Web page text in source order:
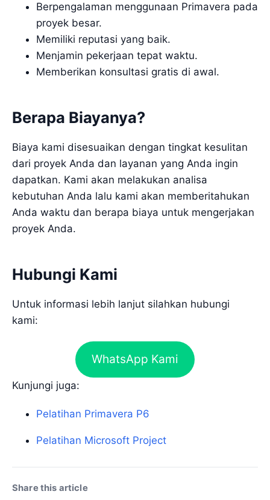
Berpengalaman menggunaan Primavera pada
proyek besar.
Memiliki reputasi yang baik.
Menjamin pekerjaan tepat waktu.
Memberikan konsultasi gratis di awal.
Berapa Biayanya?
Biaya kami disesuaikan dengan tingkat kesulitan
dari proyek Anda dan layanan yang Anda ingin
dapatkan. Kami akan melakukan analisa
kebutuhan Anda lalu kami akan memberitahukan
Anda waktu dan berapa biaya untuk mengerjakan
proyek Anda.
Hubungi Kami
Untuk informasi lebih lanjut silahkan hubungi
kami:
WhatsApp Kami
Kunjungi juga:
Pelatihan Primavera P6
Pelatihan Microsoft Project
Share this article